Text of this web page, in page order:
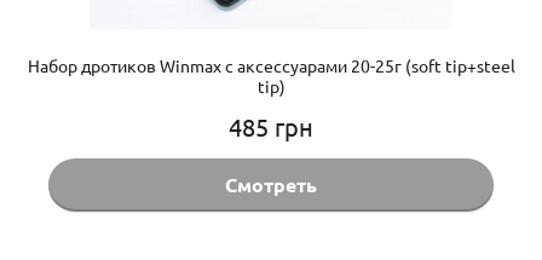
Набор дротиков Winmax с аксессуарами 20-25г (soft tip+steel
tip)
485 грн
Смотреть